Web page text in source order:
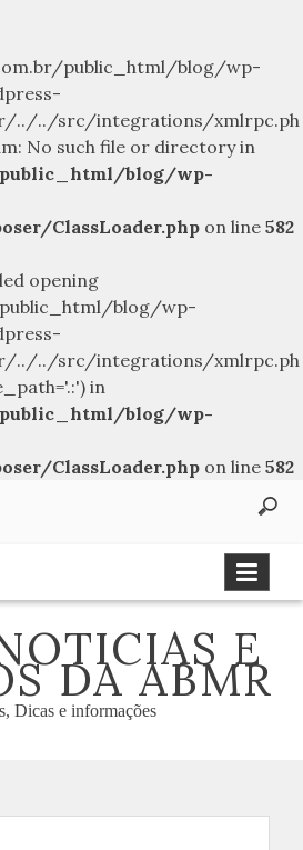
public_html/blog/wp-
../../src/integrations/xmlrpc.ph
No such file or directory in
blog/wp-
ClassLoader.php on line 582
opening
blog/wp-
../../src/integrations/xmlrpc.ph
in
blog/wp-
ClassLoader.php on line 582
E
DA ABMR
Dicas e informações